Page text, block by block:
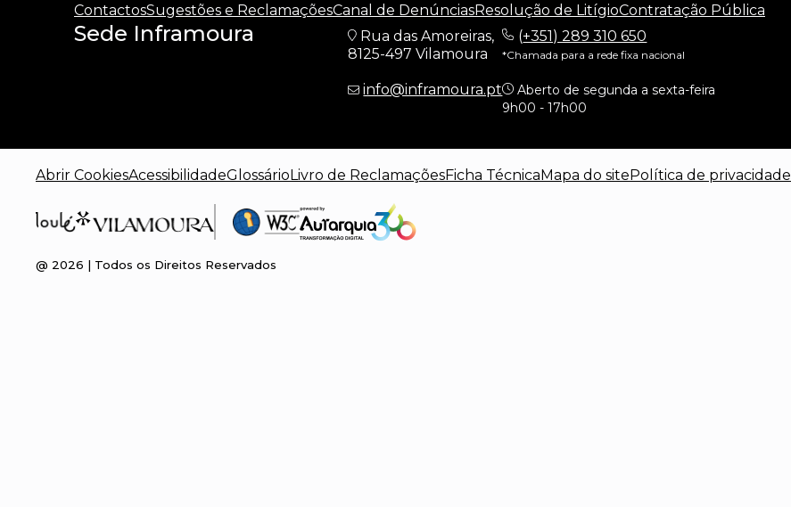
ContactosSugestões e ReclamaçõesCanal de DenúnciasResolução de LitígioContratação Pública
Sede Inframoura
Rua das Amoreiras,
8125-497 Vilamoura
info@inframoura.pt
(+351) 289 310 650
*Chamada para a rede fixa nacional
Aberto de segunda a sexta-feira
9h00 - 17h00
Abrir CookiesAcessibilidadeGlossárioLivro de ReclamaçõesFicha TécnicaMapa do sitePolítica de privacidade
@ 2026 | Todos os Direitos Reservados